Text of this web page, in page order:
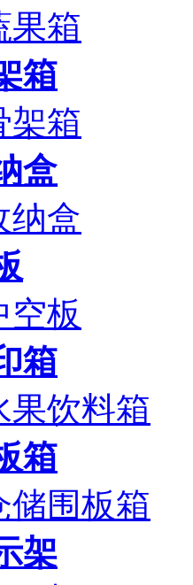
果箱
箱
架箱
盒
纳盒
空板
箱
果饮料箱
箱
储围板箱
架